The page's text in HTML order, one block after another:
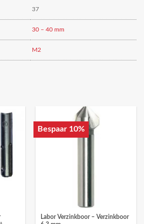
37
30 – 40 mm
M2
Bespaar 10%
Labor Verzinkboor – Verzinkboor